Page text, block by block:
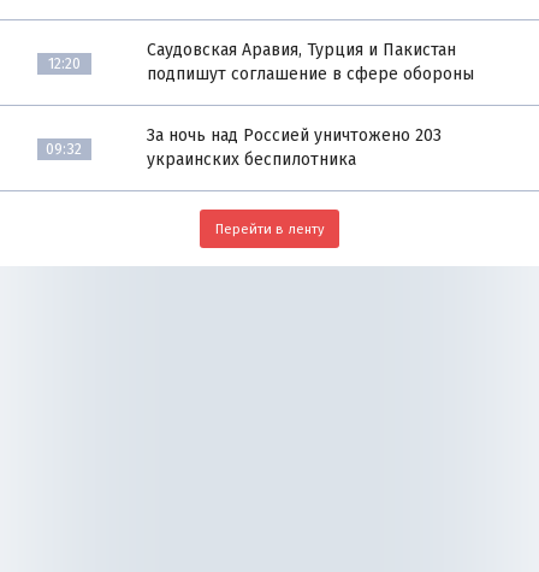
12:20
Саудовская Аравия, Турция и Пакистан
подпишут соглашение в сфере обороны
09:32
За ночь над Россией уничтожено 203
украинских беспилотника
Перейти в ленту